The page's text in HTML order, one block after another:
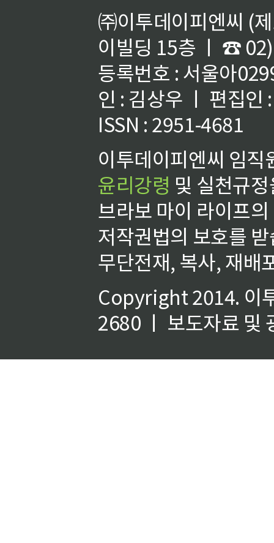
㈜이투데이피엔씨 (
이빌딩 15층 ㅣ ☎
등록번호 : 서울아
인 : 김상우 ㅣ 편집인
ISSN : 2951-4681
이투데이피엔씨 임
윤리강령 및 실천규
브라보 마이 라이프
저작권법의 보호를
무단전재, 복사, 재배
Copyright 2014. 이
2680 ㅣ 보도자료